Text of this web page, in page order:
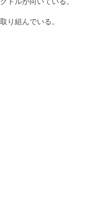
り組んでいる。